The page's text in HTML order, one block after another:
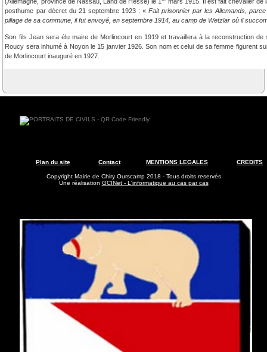
posthume par décret du 21 septembre 1923 : « Fait prisonnier par les Allemands, parce
pillage de sa commune, il fut envoyé, en septembre 1914, au camp de Wetzlar où il
Son fils Jean sera élu maire de Morlincourt en 1919 et travaillera à la reconstruction de
Roucy sera inhumé à Noyon le 15 janvier 1926. Son nom et celui de sa femme figurent
de Morlincourt inauguré en 1927.
Plan du site Contact MENTIONS LEGALES CREDITS
Copyright Mairie de Chiry Ourscamp 2018 - Tous droits reservés
Une réalisation GCINet - L'informatique au cas par cas